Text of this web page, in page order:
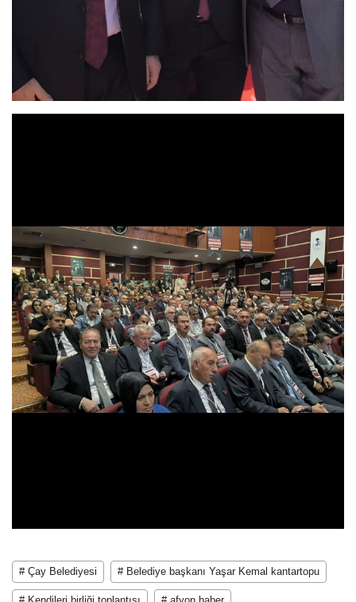
# Çay Belediyesi # Belediye başkanı Yaşar Kemal kantartopu